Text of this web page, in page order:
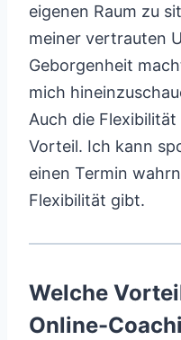
eigenen Raum zu
meiner vertrauten
Geborgenheit
mich
Auch die
Vorteil. Ich kann
einen Termin
Flexibilität gibt.
Welche
Online-